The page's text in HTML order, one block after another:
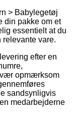
> Babylegetøj
din pakke om et
essentielt at du
relevante vare.
efter en
vær opmærksom
sandsynligvis
medarbejderne